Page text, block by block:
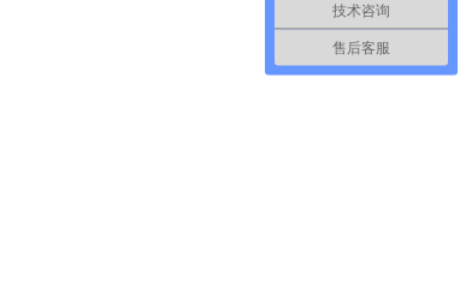
技术咨询
售后客服